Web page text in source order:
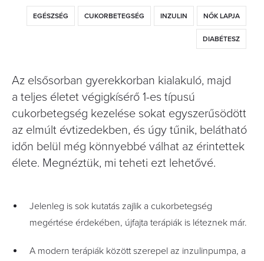
EGÉSZSÉG CUKORBETEGSÉG INZULIN NŐK LAPJA
DIABÉTESZ
Az elsősorban gyerekkorban kialakuló, majd
a teljes életet végigkísérő 1-es típusú
cukorbetegség kezelése sokat egyszerűsödött
az elmúlt évtizedekben, és úgy tűnik, belátható
időn belül még könnyebbé válhat az érintettek
élete. Megnéztük, mi teheti ezt lehetővé.
Jelenleg is sok kutatás zajlik a cukorbetegség
megértése érdekében, újfajta terápiák is léteznek már.
A modern terápiák között szerepel az inzulinpumpa, a